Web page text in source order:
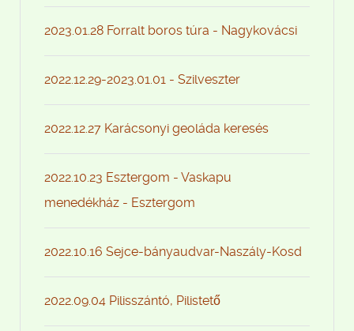
2023.01.28 Forralt boros túra - Nagykovácsi
2022.12.29-2023.01.01 - Szilveszter
2022.12.27 Karácsonyi geoláda keresés
2022.10.23 Esztergom - Vaskapu
menedékház - Esztergom
2022.10.16 Sejce-bányaudvar-Naszály-Kosd
2022.09.04 Pilisszántó, Pilistető